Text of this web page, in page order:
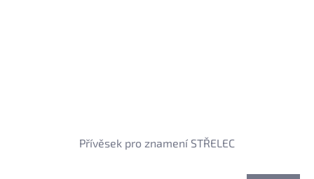
Přívěsek pro znamení STŘELEC